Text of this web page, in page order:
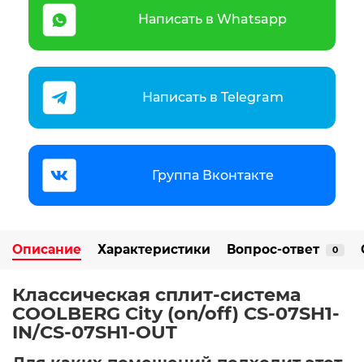
Написать в Whatsapp
Написать в Telegram
Группа Вконтакте
Описание Характеристики Вопрос-ответ 0
Классическая сплит-система
COOLBERG City (on/off) CS-07SH1-
IN/CS-07SH1-OUT